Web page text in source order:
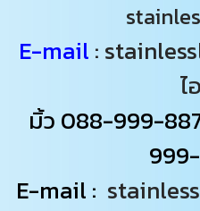
E-mail :
ไ
มิ้ว 088-999-
E-mail :